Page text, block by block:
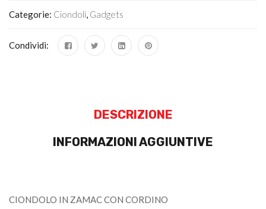
Categorie: Ciondoli, Gadgets
Condividi:
DESCRIZIONE
INFORMAZIONI AGGIUNTIVE
CIONDOLO IN ZAMAC CON CORDINO